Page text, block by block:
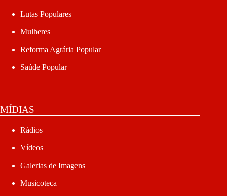
Lutas Populares
Mulheres
Reforma Agrária Popular
Saúde Popular
MÍDIAS
Rádios
Vídeos
Galerias de Imagens
Musicoteca